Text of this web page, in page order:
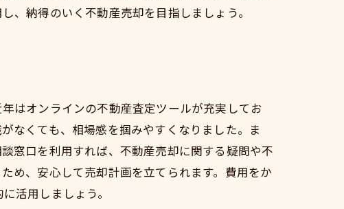
、納得のいく不動産売却を目指しましょう。
はオンラインの不動産査定ツールが充実してお
なくても、相場感を掴みやすくなりました。ま
窓口を利用すれば、不動産売却に関する疑問や不
め、安心して売却計画を立てられます。費用をか
活用しましょう。